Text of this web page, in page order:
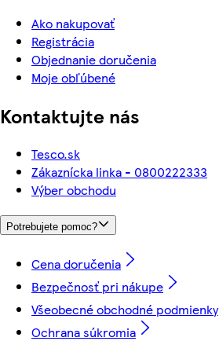
Ako nakupovať
Registrácia
Objednanie doručenia
Moje obľúbené
Kontaktujte nás
Tesco.sk
Zákaznícka linka - 0800222333
Výber obchodu
Potrebujete pomoc?
Cena doručenia
Bezpečnosť pri nákupe
Všeobecné obchodné podmienky
Ochrana súkromia